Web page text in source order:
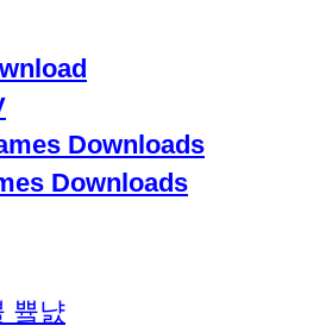
Downloads
Downloads
쁔냜